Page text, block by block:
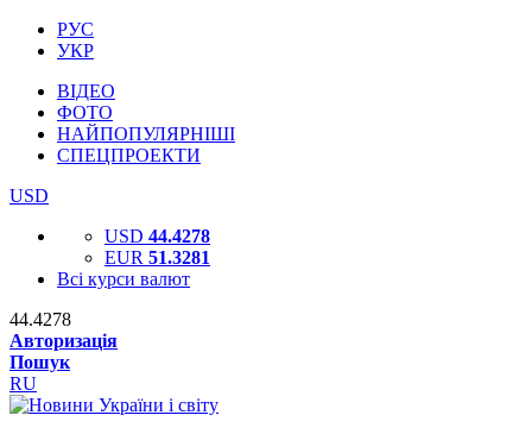
РУС
УКР
ВІДЕО
ФОТО
НАЙПОПУЛЯРНІШІ
СПЕЦПРОЕКТИ
USD
USD 44.4278
EUR 51.3281
Всі курси валют
44.4278
Авторизація
Пошук
RU